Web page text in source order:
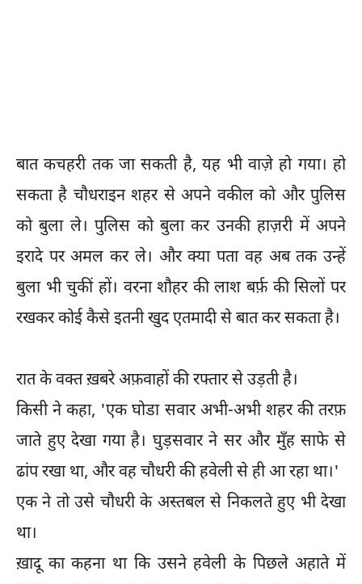
बात कचहरी तक जा सकती है, यह भी वाज़े हो गया। हो
सकता है चौधराइन शहर से अपने वकील को और पुलिस
को बुला ले। पुलिस को बुला कर उनकी हाज़री में अपने
इरादे पर अमल कर ले। और क्या पता वह अब तक उन्हें
बुला भी चुकीं हों। वरना शौहर की लाश बर्फ़ की सिलों पर
रखकर कोई कैसे इतनी खुद एतमादी से बात कर सकता है।
रात के वक्त ख़बरे अफ़वाहों की रफ्तार से उड़ती है।
किसी ने कहा, 'एक घोडा सवार अभी-अभी शहर की तरफ़
जाते हुए देखा गया है। घुड़सवार ने सर और मुँह साफे से
ढांप रखा था, और वह चौधरी की हवेली से ही आ रहा था।'
एक ने तो उसे चौधरी के अस्तबल से निकलते हुए भी देखा
था।
ख़ादू का कहना था कि उसने हवेली के पिछले अहाते में